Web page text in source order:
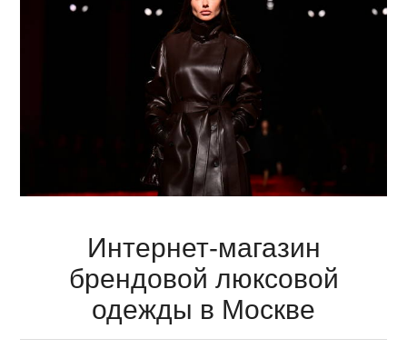
Интернет-магазин
брендовой люксовой
одежды в Москве